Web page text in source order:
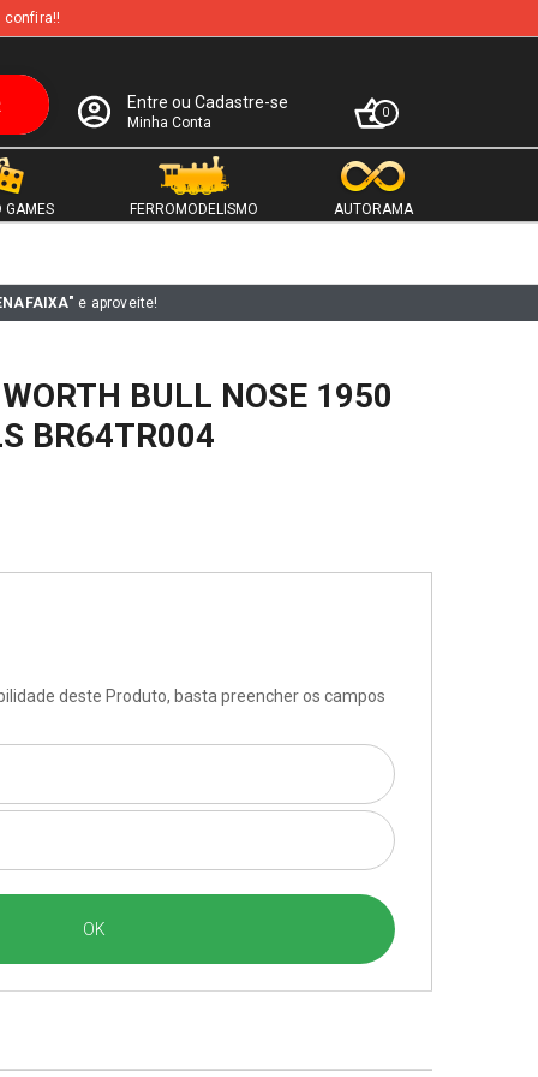
confira!!
Entre ou Cadastre-se
Minha Conta
0
GAMES FERROMODELISMO AUTORAMA
e aproveite!
BULL NOSE 1950
BR64TR004
deste Produto, basta preencher os campos